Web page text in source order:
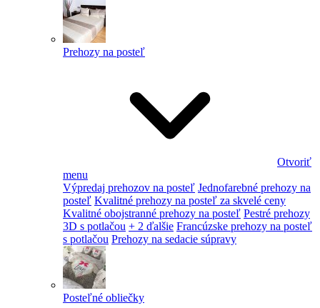
Prehozy na posteľ
Otvoriť
menu
Výpredaj prehozov na posteľ Jednofarebné prehozy na
posteľ Kvalitné prehozy na posteľ za skvelé ceny
Kvalitné obojstranné prehozy na posteľ Pestré prehozy
3D s potlačou + 2 ďalšie Francúzske prehozy na posteľ
s potlačou Prehozy na sedacie súpravy
Posteľné obliečky